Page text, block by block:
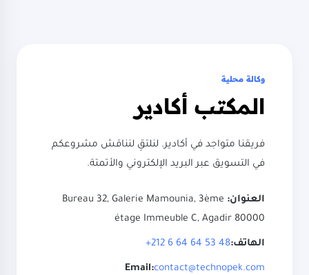
وكالة محلية
المكتب أكادير
فريقنا متواجد في أكادير. لنلتقِ لنناقش مشروعكم
في التسويق عبر البريد الإلكتروني والأتمتة.
العنوان: Bureau 32, Galerie Mamounia, 3ème
étage Immeuble C, Agadir 80000
الهاتف:+212 6 64 64 53 48
Email:contact@technopek.com